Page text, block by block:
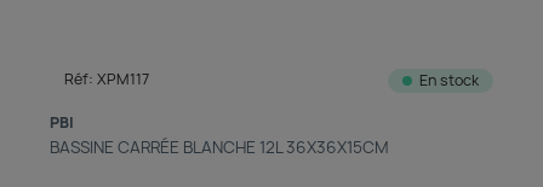
Réf: XPM117 En stock
PBI
BASSINE CARRÉE BLANCHE 12L 36X36X15CM